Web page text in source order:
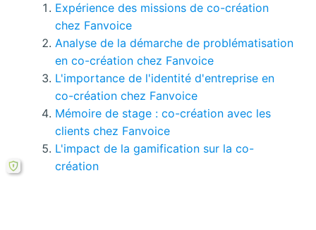
Expérience des missions de co-création
chez Fanvoice
Analyse de la démarche de problématisation
en co-création chez Fanvoice
L'importance de l'identité d'entreprise en
co-création chez Fanvoice
Mémoire de stage : co-création avec les
clients chez Fanvoice
L'impact de la gamification sur la co-
création